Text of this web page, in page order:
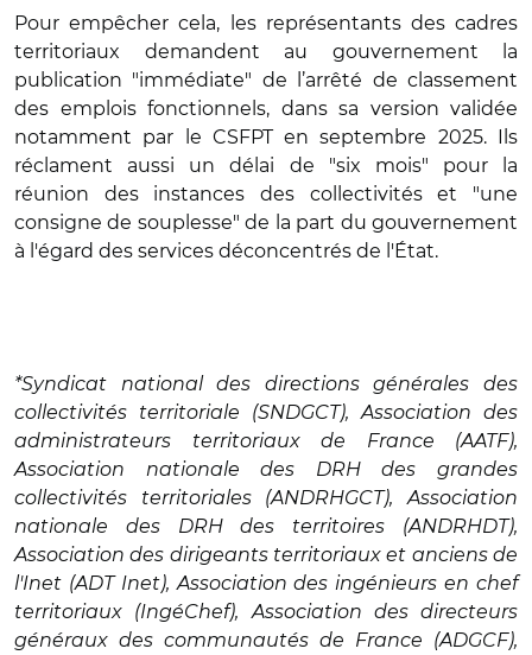
Pour empêcher cela, les représentants des cadres
territoriaux demandent au gouvernement la
publication "immédiate" de l’arrêté de classement
des emplois fonctionnels, dans sa version validée
notamment par le CSFPT en septembre 2025. Ils
réclament aussi un délai de "six mois" pour la
réunion des instances des collectivités et "une
consigne de souplesse" de la part du gouvernement
à l'égard des services déconcentrés de l'État.
*Syndicat national des directions générales des
collectivités territoriale (SNDGCT), Association des
administrateurs territoriaux de France (AATF),
Association nationale des DRH des grandes
collectivités territoriales (ANDRHGCT), Association
nationale des DRH des territoires (ANDRHDT),
Association des dirigeants territoriaux et anciens de
l'Inet (ADT Inet), Association des ingénieurs en chef
territoriaux (IngéChef), Association des directeurs
généraux des communautés de France (ADGCF),